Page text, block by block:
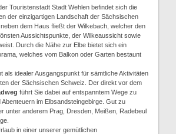
Touristenstadt Stadt Wehlen befindet sich die
der einzigartigen Landschaft der Sächsischen
dem Haus fließt der Wilkebach, welcher den
Aussichtspunkte, der Wilkeaussicht sowie
Durch die Nähe zur Elbe bietet sich ein
welches vom Balkon oder Garten bestaunt
als idealer Ausgangspunkt für sämtliche Aktivitäten
der Sächsischen Schweiz. Der direkt vor dem
führt Sie dabei auf entspanntem Wege zu
im Elbsandsteingebirge. Gut zu
unter anderem Prag, Dresden, Meißen, Radebeul
in einer unserer gemütlichen